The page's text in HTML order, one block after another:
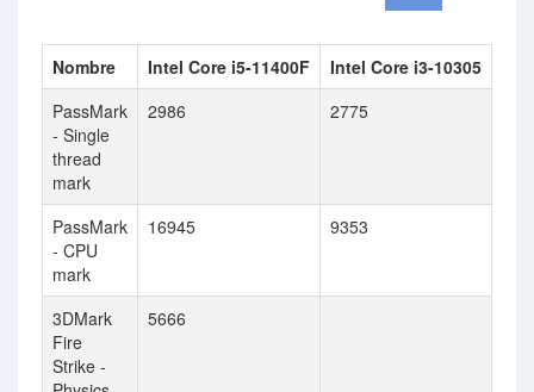
Nombre Intel Core i5-11400F
Intel Core i3-10305
PassMark
- Single
thread
mark
2986 2775
PassMark
- CPU
mark
16945 9353
3DMark
Fire
Strike -
5666